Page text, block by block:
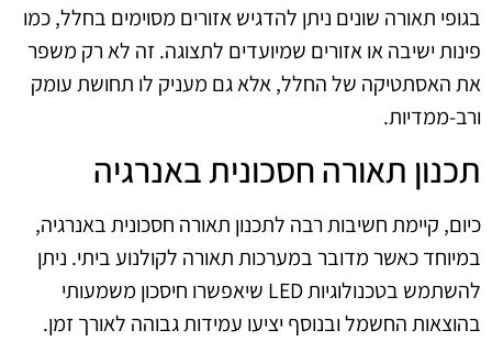
בגופי תאורה שונים ניתן להדגיש אזורים מסוימים בחלל, כמו
פינות ישיבה או אזורים שמיועדים לתצוגה. זה לא רק משפר
את האסתטיקה של החלל, אלא גם מעניק לו תחושת עומק
ורב-ממדיות.
תכנון תאורה חסכונית באנרגיה
כיום, קיימת חשיבות רבה לתכנון תאורה חסכונית באנרגיה,
במיוחד כאשר מדובר במערכות תאורה לקולנוע ביתי. ניתן
להשתמש בטכנולוגיות LED שיאפשרו חיסכון משמעותי
בהוצאות החשמל ובנוסף יציעו עמידות גבוהה לאורך זמן.